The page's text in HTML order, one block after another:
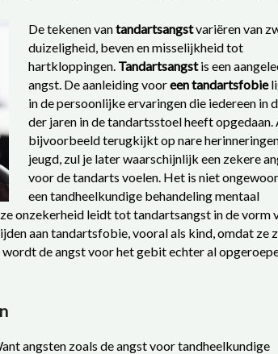
De tekenen vantandartsangstvariëren van
duizeligheid, beven en misselijkheid tot
hartkloppingen. Tandartsangstis een
angst. De aanleiding vooreen tandartsfobie
in de persoonlijke ervaringen die iedereen in
der jaren in de tandartsstoel heeft opgedaan.
bijvoorbeeld terugkijkt op nare
jeugd, zul je later waarschijnlijk een zekere
voor de tandarts voelen. Het is niet
een tandheelkundige behandeling mentaal
onzekerheid leidt tot tandartsangst in de vorm
aan tandartsfobie, vooral als kind, omdat ze
wordt de angst voor het gebit echter al
angsten zoals de angst voor tandheelkundige